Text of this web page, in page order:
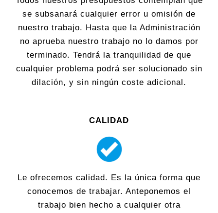
se subsanará cualquier error u omisión de
nuestro trabajo. Hasta que la Administración
no aprueba nuestro trabajo no lo damos por
terminado. Tendrá la tranquilidad de que
cualquier problema podrá ser solucionado sin
dilación, y sin ningún coste adicional.
CALIDAD
Le ofrecemos calidad. Es la única forma que
conocemos de trabajar. Anteponemos el
trabajo bien hecho a cualquier otra